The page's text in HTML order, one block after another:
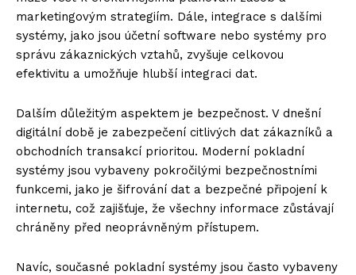
marketingovým strategiím. Dále, integrace s dalšími
systémy, jako jsou účetní software nebo systémy pro
správu zákaznických vztahů, zvyšuje celkovou
efektivitu a umožňuje hlubší integraci dat.
Dalším důležitým aspektem je bezpečnost. V dnešní
digitální době je zabezpečení citlivých dat zákazníků a
obchodních transakcí prioritou. Moderní pokladní
systémy jsou vybaveny pokročilými bezpečnostními
funkcemi, jako je šifrování dat a bezpečné připojení k
internetu, což zajišťuje, že všechny informace zůstávají
chráněny před neoprávněným přístupem.
Navíc, současné pokladní systémy jsou často vybaveny